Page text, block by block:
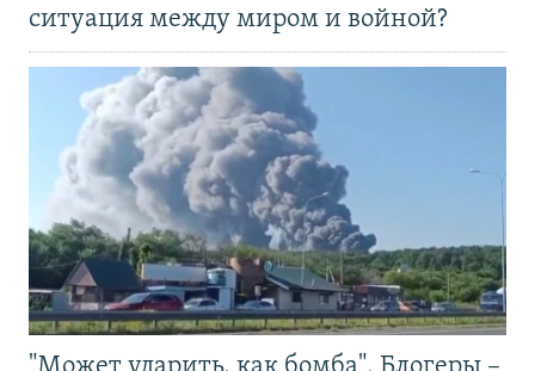
ситуация между миром и войной?